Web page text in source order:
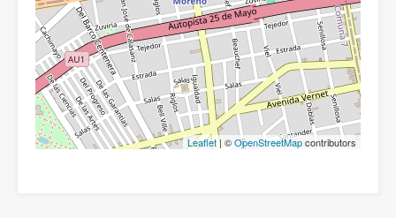
Leaflet| ©OpenStreetMapcontributors